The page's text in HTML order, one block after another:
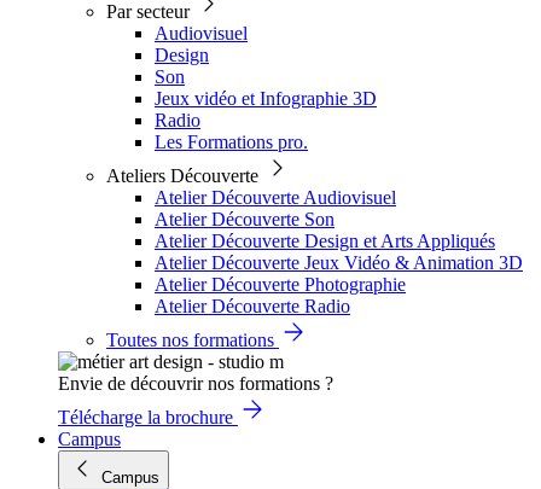
Par secteur
Audiovisuel
Design
Son
Jeux vidéo et Infographie 3D
Radio
Les Formations pro.
Ateliers Découverte
Atelier Découverte Audiovisuel
Atelier Découverte Son
Atelier Découverte Design et Arts Appliqués
Atelier Découverte Jeux Vidéo & Animation 3D
Atelier Découverte Photographie
Atelier Découverte Radio
Toutes nos formations
Envie de découvrir nos formations ?
Télécharge la brochure
Campus
Campus